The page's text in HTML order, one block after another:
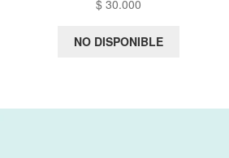
$ 30.000
NO DISPONIBLE